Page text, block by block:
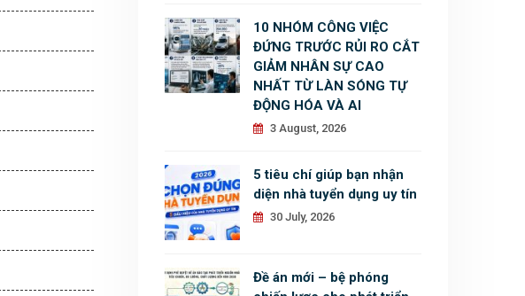
10 NHÓM CÔNG VIỆC
ĐỨNG TRƯỚC RỦI RO CẮT
GIẢM NHÂN SỰ CAO
NHẤT TỪ LÀN SÓNG TỰ
ĐỘNG HÓA VÀ AI
3 August, 2026
5 tiêu chí giúp bạn nhận
diện nhà tuyển dụng uy tín
30 July, 2026
Đề án mới – bệ phóng